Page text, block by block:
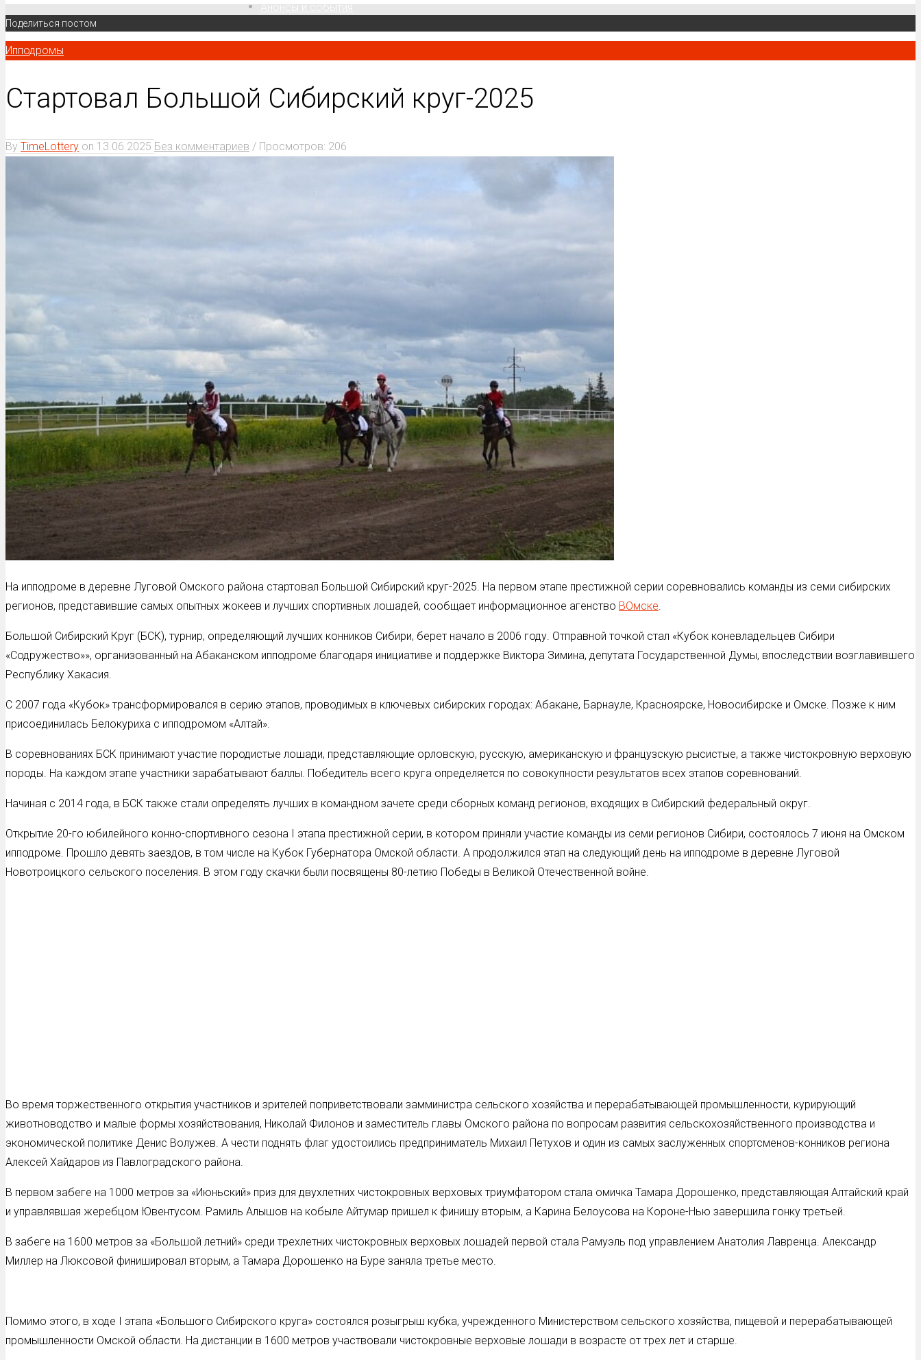
Поделиться постом
Ипподромы
Стартовал Большой Сибирский круг-2025
By TimeLottery on 13.06.2025 Без комментариев / Просмотров: 206
На ипподроме в деревне Луговой Омского района стартовал Большой Сибирский круг-2025. На первом этапе престижной серии соревновались команды из семи сибирских
регионов, представившие самых опытных жокеев и лучших спортивных лошадей, сообщает информационное агенство ВОмске.
Большой Сибирский Круг (БСК), турнир, определяющий лучших конников Сибири, берет начало в 2006 году. Отправной точкой стал «Кубок коневладельцев Сибири
«Содружество»», организованный на Абаканском ипподроме благодаря инициативе и поддержке Виктора Зимина, депутата Государственной Думы, впоследствии возглавившего
Республику Хакасия.
С 2007 года «Кубок» трансформировался в серию этапов, проводимых в ключевых сибирских городах: Абакане, Барнауле, Красноярске, Новосибирске и Омске. Позже к ним
присоединилась Белокуриха с ипподромом «Алтай».
В соревнованиях БСК принимают участие породистые лошади, представляющие орловскую, русскую, американскую и французскую рысистые, а также чистокровную верховую
породы. На каждом этапе участники зарабатывают баллы. Победитель всего круга определяется по совокупности результатов всех этапов соревнований.
Начиная с 2014 года, в БСК также стали определять лучших в командном зачете среди сборных команд регионов, входящих в Сибирский федеральный округ.
Открытие 20-го юбилейного конно-спортивного сезона I этапа престижной серии, в котором приняли участие команды из семи регионов Сибири, состоялось 7 июня на Омском
ипподроме. Прошло девять заездов, в том числе на Кубок Губернатора Омской области. А продолжился этап на следующий день на ипподроме в деревне Луговой
Новотроицкого сельского поселения. В этом году скачки были посвящены 80-летию Победы в Великой Отечественной войне.
Во время торжественного открытия участников и зрителей поприветствовали замминистра сельского хозяйства и перерабатывающей промышленности, курирующий
животноводство и малые формы хозяйствования, Николай Филонов и заместитель главы Омского района по вопросам развития сельскохозяйственного производства и
экономической политике Денис Волужев. А чести поднять флаг удостоились предприниматель Михаил Петухов и один из самых заслуженных спортсменов-конников региона
Алексей Хайдаров из Павлоградского района.
В первом забеге на 1000 метров за «Июньский» приз для двухлетних чистокровных верховых триумфатором стала омичка Тамара Дорошенко, представляющая Алтайский край
и управлявшая жеребцом Ювентусом. Рамиль Алышов на кобыле Айтумар пришел к финишу вторым, а Карина Белоусова на Короне-Нью завершила гонку третьей.
В забеге на 1600 метров за «Большой летний» среди трехлетних чистокровных верховых лошадей первой стала Рамуэль под управлением Анатолия Лавренца. Александр
Миллер на Люксовой финишировал вторым, а Тамара Дорошенко на Буре заняла третье место.
Помимо этого, в ходе I этапа «Большого Сибирского круга» состоялся розыгрыш кубка, учрежденного Министерством сельского хозяйства, пищевой и перерабатывающей
промышленности Омской области. На дистанции в 1600 метров участвовали чистокровные верховые лошади в возрасте от трех лет и старше.